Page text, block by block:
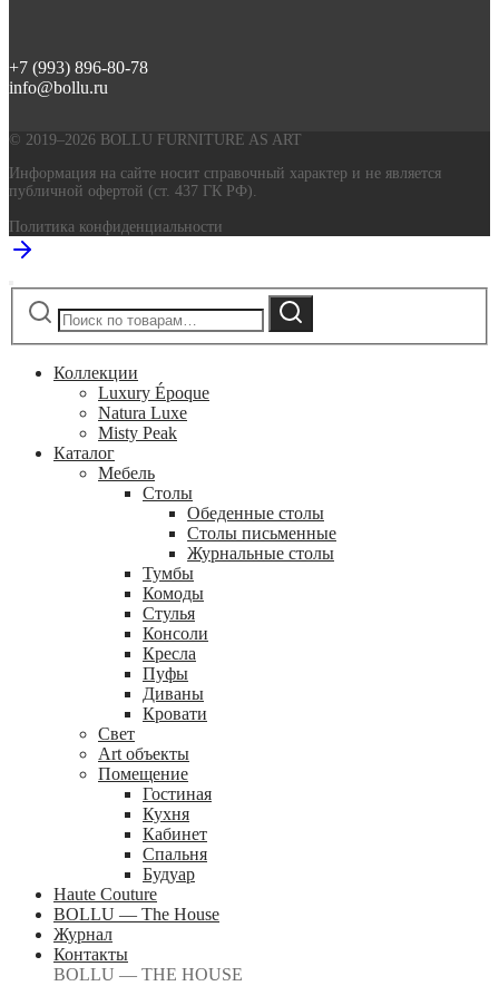
+7 (993) 896-80-78
info@bollu.ru
© 2019–2026 BOLLU FURNITURE AS ART
Информация на сайте носит справочный характер и не является
публичной офертой (ст. 437 ГК РФ).
Политика конфиденциальности
Искать:
Поиск
Коллекции
Luxury Époque
Natura Luxe
Misty Peak
Каталог
Мебель
Столы
Обеденные столы
Столы письменные
Журнальные столы
Тумбы
Комоды
Стулья
Консоли
Кресла
Пуфы
Диваны
Кровати
Свет
Art объекты
Помещение
Гостиная
Кухня
Кабинет
Спальня
Будуар
Haute Couture
BOLLU — The House
Журнал
Контакты
BOLLU — THE HOUSE